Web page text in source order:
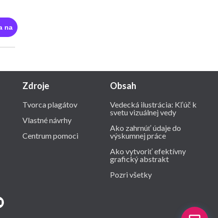
na
Zdroje
Tvorca plagátov
Vlastné návrhy
Centrum pomoci
Obsah
Vedecká ilustrácia: Kľúč k
svetu vizuálnej vedy
Ako zahrnúť údaje do
výskumnej práce
Ako vytvoriť efektívny
grafický abstrakt
Pozri všetky